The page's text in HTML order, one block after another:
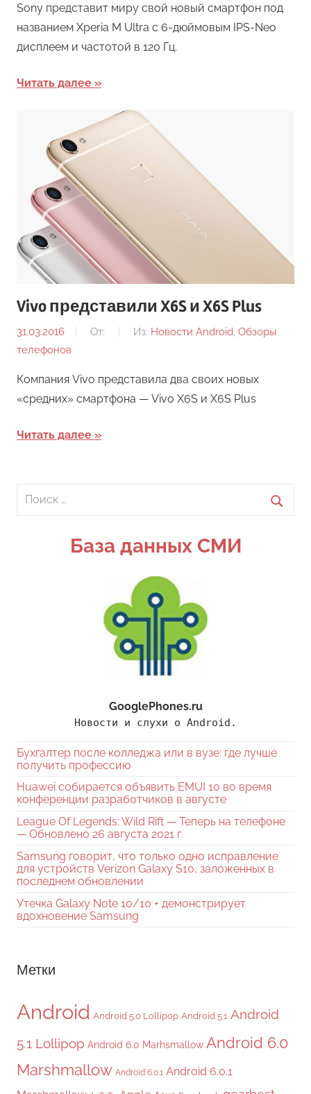
Sony представит миру свой новый смартфон под
названием Xperia M Ultra с 6-дюймовым IPS-Neo
дисплеем и частотой в 120 Гц.
Читать далее
Vivo представили X6S и X6S Plus
31.03.2016 От: Из: Новости Android, Обзоры
телефонов
Компания Vivo представила два своих новых
«средних» смартфона — Vivo X6S и X6S Plus
Читать далее
Поиск
База данных СМИ
GooglePhones.ru
Новости и слухи о Android.
Бухгалтер после колледжа или в вузе: где лучше
получить профессию
Huawei собирается объявить EMUI 10 во время
конференции разработчиков в августе
League Of Legends: Wild Rift — Теперь на телефоне
— Обновлено 26 августа 2021 г.
Samsung говорит, что только одно исправление
для устройств Verizon Galaxy S10, заложенных в
последнем обновлении
Утечка Galaxy Note 10/10 + демонстрирует
вдохновение Samsung
Метки
Android Android 5.0 Lollipop Android 5.1 Android
5.1 Lollipop Android 6.0 Marhsmallow Android 6.0
Marshmallow Android 6.0.1 Android 6.0.1